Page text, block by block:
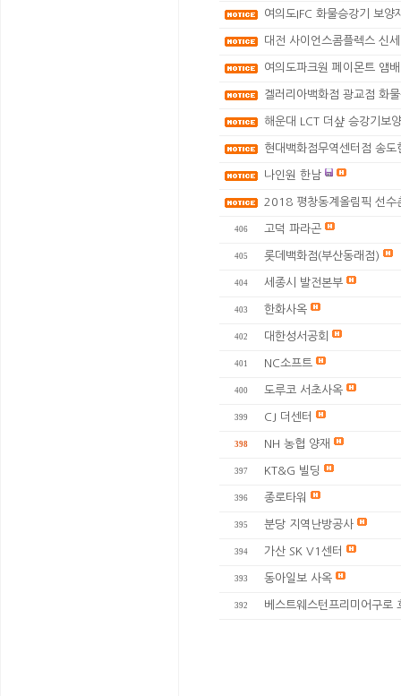
여의도IFC 화물승강기 보양
대전 사이언스콤플렉스 신
여의도파크원 페이몬트 앰
겔러리아백화점 광교점 화
해운대 LCT 더샾 승강기보양
현대백화점무역센터점 송
나인원 한남
2018 평창동계올림픽 선수
406 고덕 파라곤
405 롯데백화점(부산동래점)
404 세종시 발전본부
403 한화사옥
402 대한성서공회
401 NC소프트
400 도루코 서초사옥
399 CJ 더센터
398 NH 농협 양재
397 KT&G 빌딩
396 종로타워
395 분당 지역난방공사
394 가산 SK V1센터
393 동아일보 사옥
392 베스트웨스턴프리미어구로